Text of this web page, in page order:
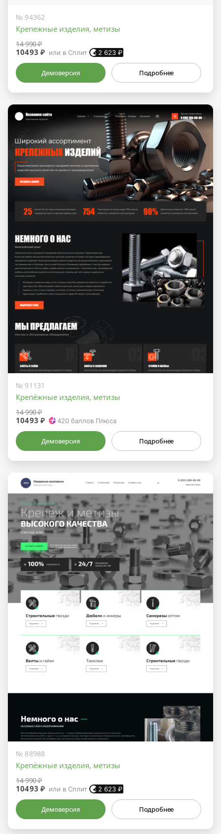
№ 94362
Крепежные изделия, метизы
14 990 ₽
10493 ₽ или в Сплит 2 623 ₽
Демоверсия Подробнее
№ 91131
Крепёжные изделия, метизы
14 990 ₽
10493 ₽ 420 баллов Плюса
Демоверсия Подробнее
№ 88988
Крепёжные изделия, метизы
14 990 ₽
10493 ₽ или в Сплит 2 623 ₽
Демоверсия Подробнее